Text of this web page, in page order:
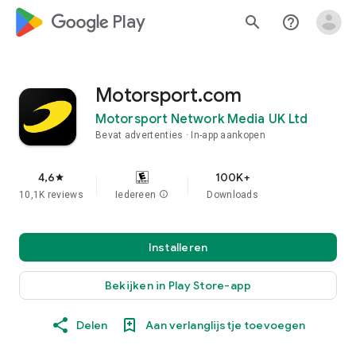
google_logo Play search help_outline
Motorsport.com
Motorsport Network Media UK Ltd
Bevat advertenties In-app aankopen
4,6star
10,1K reviews Iedereen info
100K+
Downloads
Installeren
Bekijken in Play Store-app
Delen Aan verlanglijstje toevoegen